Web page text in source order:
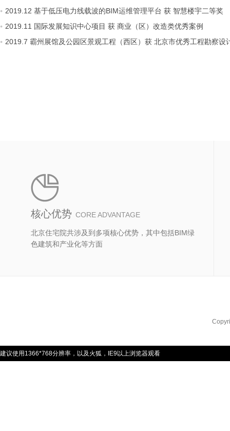
2019.12 基于低压电力线载波的BIM运维管理平台 获 智慧楼宇二等奖
2019.11 国际发展知识中心项目 获 商业（区）改造类优秀案例
2019.7 霸州展馆及公园区景观工程（西区）获 北京市优秀工程勘察设
核心优势 CORE ADVANTAGE
北京住宅院共涉及到多项核心优势，其中包括BIM绿
色建筑和产业化等方面
建议使用1366*768分辨率，以及火狐，IE9以上浏览器观看